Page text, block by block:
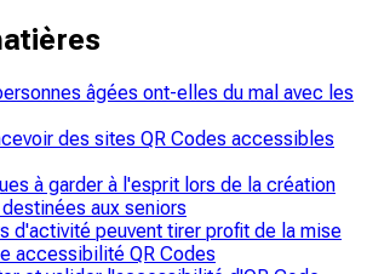
âgées ont-elles du mal avec les
des sites QR Codes accessibles
à garder à l'esprit lors de la création
aux seniors
d'activité peuvent tirer profit de la mise
accessibilité QR Codes